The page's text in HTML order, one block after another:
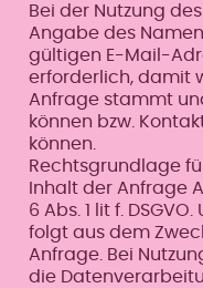
Bei der Nutzung
Angabe des
gültigen E-Mail-
erforderlich, damit
Anfrage stammt
können bzw.
können.
Rechtsgrundlage
Inhalt der Anfrage
6 Abs. 1 lit f.
folgt aus dem
Anfrage. Bei
die